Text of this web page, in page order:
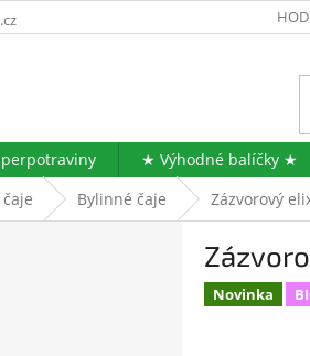
★ Výhodné balíčky ★
Bylinné čaje Zázvorový
Novinka